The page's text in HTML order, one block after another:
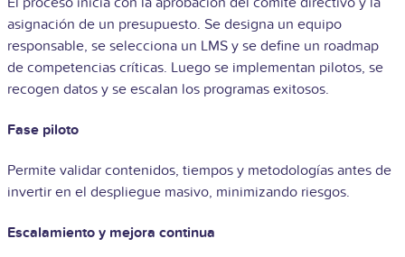
asignación de un presupuesto. Se designa un equipo
responsable, se selecciona un LMS y se define un roadmap
de competencias críticas. Luego se implementan pilotos, se
recogen datos y se escalan los programas exitosos.
Fase piloto
Permite validar contenidos, tiempos y metodologías antes de
invertir en el despliegue masivo, minimizando riesgos.
Escalamiento y mejora continua